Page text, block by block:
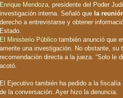
Enrique Mendoza , presidente del Poder
investigación interna. Señaló que la
derecho a entrevistarse y obtener
Estado.
El Ministerio Público también anunció que
amerite una investigación. No obstante,
recomendación directa a la jueza. “Solo le
acotó.
El Ejecutivo también ha pedido a la
de la conversación. Ayer hizo la denuncia.